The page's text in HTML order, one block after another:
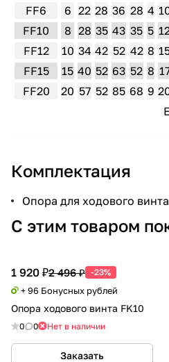
FF6 6 22 28 36 28 4
FF10
8 28 35 43 35 5
FF12
10 34 42 52 42 8
FF15
15 40 52 63 52 8
FF20
20 57 52 85 68 9
Комплектация
Опора для ходового
С этим товаром
1 920 ₽2 496 ₽ -23%
+ 96 Бонусных рублей
Опора ходового винта FK10
0 0 Нет в наличии
Заказать